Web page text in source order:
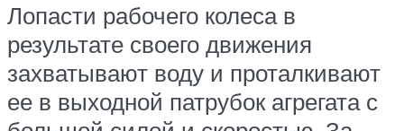
Лопасти рабочего колеса в
результате своего движения
захватывают воду и проталкивают
ее в выходной патрубок агрегата с